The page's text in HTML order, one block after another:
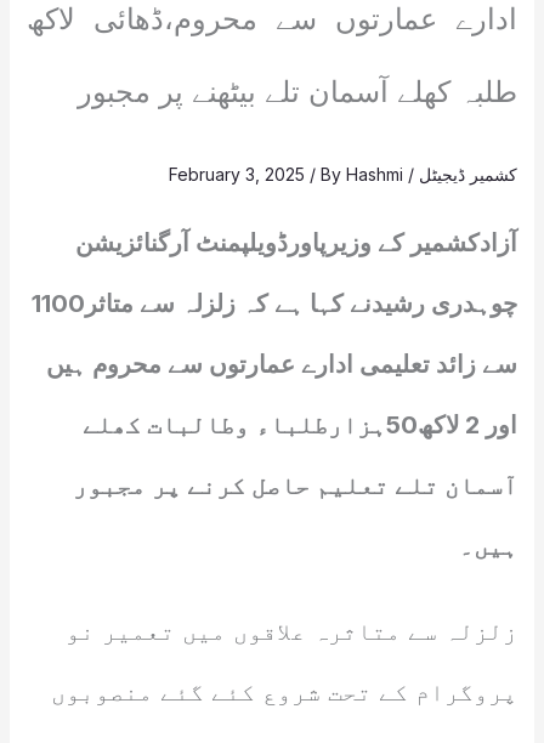
ادارے عمارتوں سے محروم،ڈھائی لاکھ
طلبہ کھلے آسمان تلے بیٹھنے پر مجبور
کشمیر ڈیجیٹل /
February 3, 2025 / ByHashmi
آزادکشمیر کے وزیرپاورڈویلپمنٹ آرگنائزیشن
چوہدری رشیدنے کہا ہے کہ زلزلہ سے متاثر1100
سے زائد تعلیمی ادارے عمارتوں سے محروم ہیں
اور 2 لاکھ50ہزارطلباء وطالبات کھلے
آسمان تلے تعلیم حاصل کرنے پر مجبور
ہیں۔
زلزلہ سے متاثرہ علاقوں میں تعمیر نو
پروگرام کے تحت شروع کئے گئے منصوبوں